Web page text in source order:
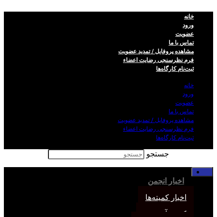
خانه
ورود
عضویت
تماس با ما
مشاهده پروفایل / تمدید عضویت
فرم نظر‌سنجی رضایت اعضاء
ثبت‌نام کارگاه‌ها
خانه
ورود
عضویت
تماس با ما
مشاهده پروفایل / تمدید عضویت
فرم نظر‌سنجی رضایت اعضاء
ثبت‌نام کارگاه‌ها
جستجو
اخبار انجمن
اخبار کمیته‌ها
کمیته آموزش